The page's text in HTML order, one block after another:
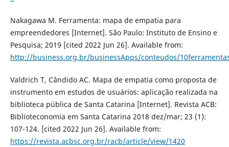
Nakagawa M. Ferramenta: mapa de empatia para
empreendedores [Internet]. São Paulo: Instituto de Ensino e
Pesquisa; 2019 [cited 2022 Jun 26]. Available from:
http://business.org.br/businessApps/conteudos/
Valdrich T, Cândido AC. Mapa de empatia como proposta de
instrumento em estudos de usuários: aplicação realizada na
biblioteca pública de Santa Catarina [Internet]. Revista ACB:
Biblioteconomia em Santa Catarina 2018 dez/mar; 23 (1):
107-124. [cited 2022 Jun 26]. Available from:
https://revista.acbsc.org.br/racb/article/view/1420